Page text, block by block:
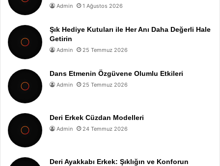
Admin 1 Ağustos 2026
Şık Hediye Kutuları ile Her Anı Daha Değerli Hale
Getirin
Admin 25 Temmuz 2026
Dans Etmenin Özgüvene Olumlu Etkileri
Admin 25 Temmuz 2026
Deri Erkek Cüzdan Modelleri
Admin 24 Temmuz 2026
Deri Ayakkabı Erkek: Şıklığın ve Konforun